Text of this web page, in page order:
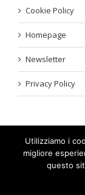
Cookie Policy
Homepage
Newsletter
Privacy Policy
2017-2023 -
- Via Aielli 207,
Utilizziamo i
migliore
questo